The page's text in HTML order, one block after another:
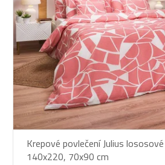
Krepové povlečení Julius
140x220, 70x90 cm